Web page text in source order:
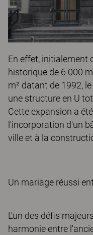
En effet, initialement
historique de 6 000
m² datant de 1992,
une structure en U
Cette expansion a
l'incorporation d'un
ville et à la
Un mariage réussi
L'un des défis
harmonie entre